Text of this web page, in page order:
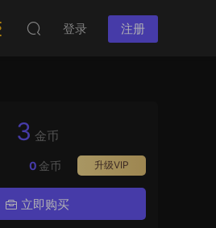
登录 注册
3 金币
升级VIP
0 金币
立即购买